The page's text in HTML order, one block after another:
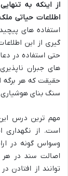
از اینکه به
اطلاعات حیاتی
استفاده های
گیری از این
حتی استفاده در
های جبران
حقیقت که هر برگه
سنگ بنای هوشیاری
مهم ترین درس این
است. از نگهداری
وسواس گونه در
اصالت سند در هر
توانند از افتادن